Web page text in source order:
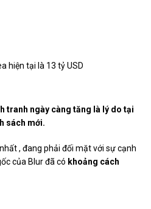
tranh ngày càng tăng là lý do tại
sách mới.
, đang phải đối mặt với sự cạnh
của Blur đã có khoảng cách